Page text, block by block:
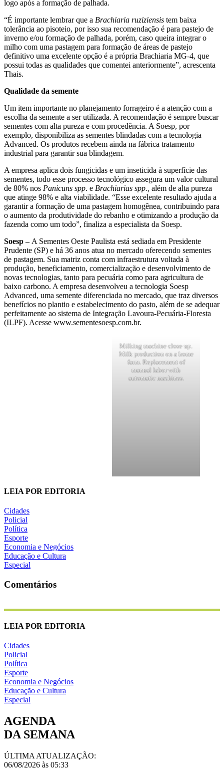
logo após a formação de palhada.
“É importante lembrar que a Brachiaria ruziziensis tem baixa
tolerância ao pisoteio, por isso sua recomendação é para pastejo de
inverno e/ou formação de palhada, porém, caso queira integrar o
milho com uma pastagem para formação de áreas de pastejo
definitivo uma excelente opção é a própria Brachiaria MG-4, que
possui todas as qualidades que comentei anteriormente”, acrescenta
Thais.
Qualidade da semente
Um item importante no planejamento forrageiro é a atenção com a
escolha da semente a ser utilizada. A recomendação é sempre buscar
sementes com alta pureza e com procedência. A Soesp, por
exemplo, disponibiliza as sementes blindadas com a tecnologia
Advanced. Os produtos recebem ainda na fábrica tratamento
industrial para garantir sua blindagem.
A empresa aplica dois fungicidas e um inseticida à superfície das
sementes, todo esse processo tecnológico assegura um valor cultural
de 80% nos Panicuns spp. e Brachiarias spp., além de alta pureza
que atinge 98% e alta viabilidade. “Esse excelente resultado ajuda a
garantir a formação de uma pastagem homogênea, contribuindo para
o aumento da produtividade do rebanho e otimizando a produção da
fazenda como um todo”, finaliza a especialista da Soesp.
Soesp –A Sementes Oeste Paulista está sediada em Presidente
Prudente (SP) e há 36 anos atua no mercado oferecendo sementes
de pastagem. Sua matriz conta com infraestrutura voltada à
produção, beneficiamento, comercialização e desenvolvimento de
novas tecnologias, tanto para pecuária como para agricultura de
baixo carbono. A empresa desenvolveu a tecnologia Soesp
Advanced, uma semente diferenciada no mercado, que traz diversos
benefícios no plantio e estabelecimento do pasto, além de se adequar
perfeitamente ao sistema de Integração Lavoura-Pecuária-Floresta
(ILPF). Acesse www.sementesoesp.com.br.
Milking machine close-up.
Milk production on a home
farm. Replacement of
manual labor with
automatic machines.
LEIA POR EDITORIA
Cidades
Policial
Política
Esporte
Economia e Negócios
Educação e Cultura
Especial
Comentários
LEIA POR EDITORIA
Cidades
Policial
Política
Esporte
Economia e Negócios
Educação e Cultura
Especial
AGENDA
DA SEMANA
ÚLTIMA ATUALIZAÇÃO:
06/08/2026 às 05:33